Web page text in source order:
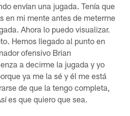
envían una jugada. Tenía que
en mi mente antes de meterme
Ahora lo puedo visualizar.
Hemos llegado al punto en
ofensivo Brian
a decirme la jugada y yo
ya me la sé y él me está
de que la tengo completa,
es que quiero que sea.